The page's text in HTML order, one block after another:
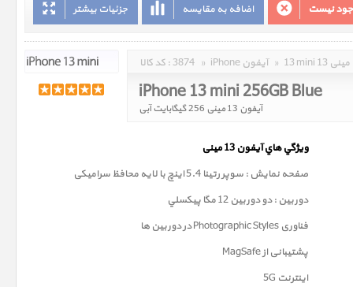
جزئیات بیشتر اضافه به مقایسه نیست
کد کالا : 3874 » iPhone آیفون » 13 mini 13 مینی
iPhone 13 mini 256GB Blue
آیفون 13 مینی 256 گیگابایت آبی
ويژگي هاي آيفون 13
مینی
صفحه نمايش : سوپر رتينا 5.4 اينچ با لایه محافظ سرامیکی
دوربين : دو دوربین 12 مگا پيکسلي
فناوری Photographic Stylesدر دوربین ها
پشتیبانی از MagSafe
اینترنت 5G